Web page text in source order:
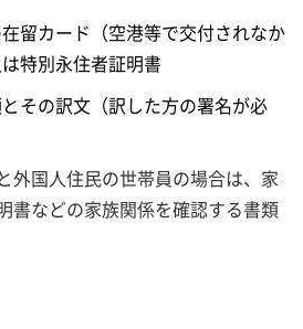
留カード（空港等で交付されなか
特別永住者証明書
その訳文（訳した方の署名が必
外国人住民の世帯員の場合は、家
書などの家族関係を確認する書類